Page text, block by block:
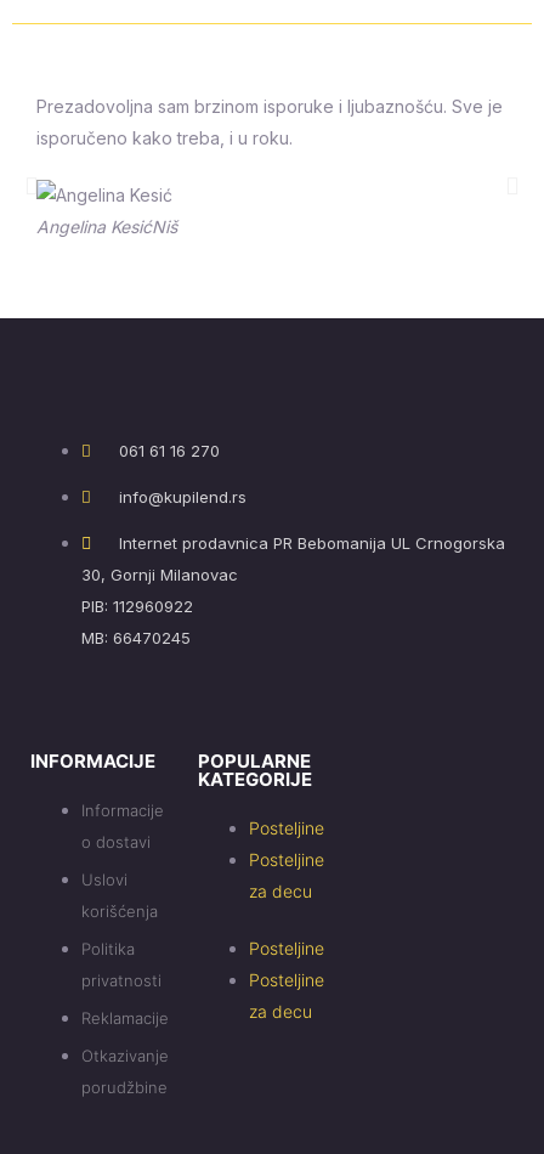
Prezadovoljna sam brzinom isporuke i ljubaznošću. Sve je
isporučeno kako treba, i u roku.
Angelina KesićNiš
Prethodna
061 61 16 270
info@kupilend.rs
Internet prodavnica PR Bebomanija UL Crnogorska
30, Gornji Milanovac
PIB: 112960922
MB: 66470245
INFORMACIJE
Informacije
o dostavi
Uslovi
korišćenja
Politika
privatnosti
Reklamacije
Otkazivanje
porudžbine
POPULARNE
KATEGORIJE
Posteljine
Posteljine
za decu
Posteljine
Posteljine
za decu